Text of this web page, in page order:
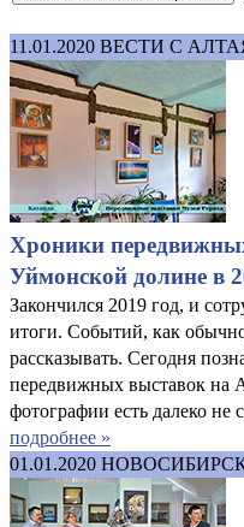
11.01.2020 ВЕСТИ С
Хроники
Уймонской долине в
Закончился 2019 год, и
итоги. Событий, как
рассказывать. Сегодня
передвижных выставок на
фотографии есть далеко не
подробнее »
01.01.2020